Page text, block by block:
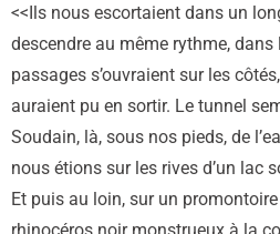
<<Ils nous escortaient dans un
descendre au même rythme,
passages s’ouvraient sur les
auraient pu en sortir. Le tunnel
Soudain, là, sous nos pieds, de
nous étions sur les rives d’un lac
Et puis au loin, sur un
rhinocéros noir monstrueux à la